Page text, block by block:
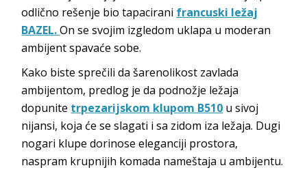
odlično rešenje bio tapacirani francuski ležaj
BAZEL.On se svojim izgledom uklapa u moderan
ambijent spavaće sobe.
Kako biste sprečili da šarenolikost zavlada
ambijentom, predlog je da podnožje ležaja
dopunite trpezarijskom klupom B510 u sivoj
nijansi, koja će se slagati i sa zidom iza ležaja. Dugi
nogari klupe dorinose eleganciji prostora,
naspram krupnijih komada nameštaja u ambijentu.